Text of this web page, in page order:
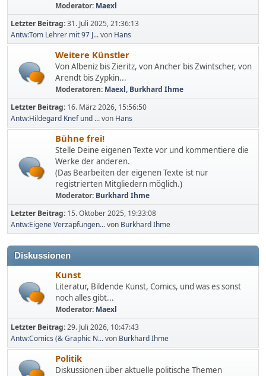
Moderator: Maexl
Letzter Beitrag:31. Juli 2025, 21:36:13
Antw:Tom Lehrer mit 97 J...von Hans
Weitere Künstler
Von Albeniz bis Zieritz, von Ancher bis Zwintscher, von
Arendt bis Zypkin...
Moderatoren: Maexl, Burkhard Ihme
Letzter Beitrag: 16. März 2026, 15:56:50
Antw:Hildegard Knef und ...von Hans
Bühne frei!
Stelle Deine eigenen Texte vor und kommentiere die
Werke der anderen.
(Das Bearbeiten der eigenen Texte ist nur
registrierten Mitgliedern möglich.)
Moderator: Burkhard Ihme
Letzter Beitrag: 15. Oktober 2025, 19:33:08
Antw:Eigene Verzapfungen...von Burkhard Ihme
Diskussionen
Kunst
Literatur, Bildende Kunst, Comics, und was es sonst
noch alles gibt...
Moderator: Maexl
Letzter Beitrag:29. Juli 2026, 10:47:43
Antw:Comics (& Graphic N...von Burkhard Ihme
Politik
Diskussionen über aktuelle politische Themen